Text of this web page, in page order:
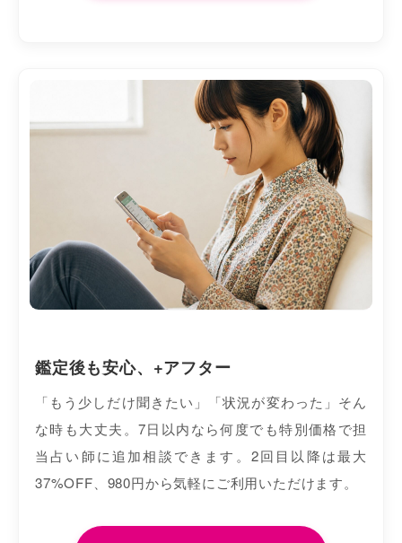
鑑定後も安心、+アフター
「もう少しだけ聞きたい」「状況が変わった」そん
な時も大丈夫。7日以内なら何度でも特別価格で担
当占い師に追加相談できます。2回目以降は最大
37%OFF、980円から気軽にご利用いただけます。